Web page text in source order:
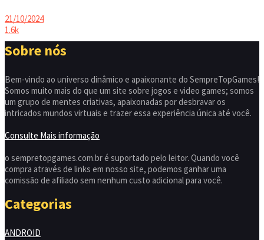
21/10/2024
1.6k
Sobre nós
Bem-vindo ao universo dinâmico e apaixonante do SempreTopGames!
Somos muito mais do que um site sobre jogos e video games; somos
um grupo de mentes criativas, apaixonadas por desbravar os
intricados mundos virtuais e trazer essa experiência única até você.
Consulte Mais informação
o sempretopgames.com.br é suportado pelo leitor. Quando você
compra através de links em nosso site, podemos ganhar uma
comissão de afiliado sem nenhum custo adicional para você.
Categorias
ANDROID